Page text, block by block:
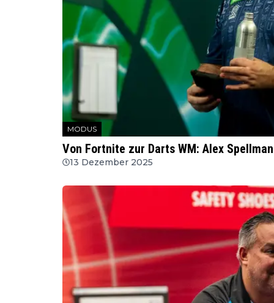
MODUS
Von Fortnite zur Darts WM: Alex
13 Dezember 2025